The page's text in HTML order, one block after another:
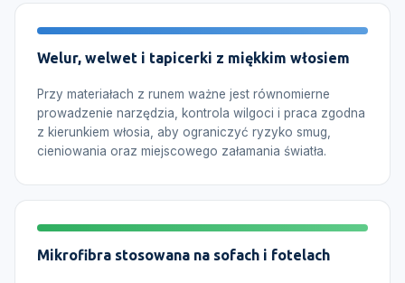
Welur, welwet i tapicerki z miękkim włosiem
Przy materiałach z runem ważne jest równomierne
prowadzenie narzędzia, kontrola wilgoci i praca zgodna
z kierunkiem włosia, aby ograniczyć ryzyko smug,
cieniowania oraz miejscowego załamania światła.
Mikrofibra stosowana na sofach i fotelach